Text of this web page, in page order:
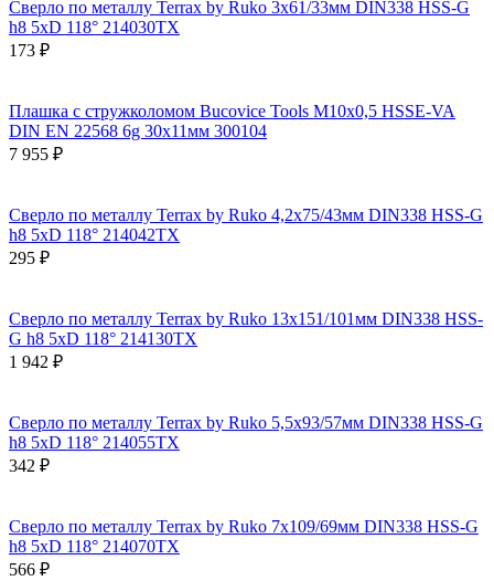
Сверло по металлу Terrax by Ruko 3x61/33мм DIN338 HSS-G
h8 5xD 118° 214030TX
173 ₽
Плашка с стружколомом Bucovice Tools М10х0,5 HSSE-VA
DIN EN 22568 6g 30х11мм 300104
7 955 ₽
Сверло по металлу Terrax by Ruko 4,2x75/43мм DIN338 HSS-G
h8 5xD 118° 214042TX
295 ₽
Сверло по металлу Terrax by Ruko 13x151/101мм DIN338 HSS-
G h8 5xD 118° 214130TX
1 942 ₽
Сверло по металлу Terrax by Ruko 5,5x93/57мм DIN338 HSS-G
h8 5xD 118° 214055TX
342 ₽
Сверло по металлу Terrax by Ruko 7x109/69мм DIN338 HSS-G
h8 5xD 118° 214070TX
566 ₽